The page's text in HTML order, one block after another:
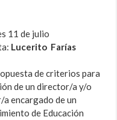
11 de julio
Lucerito Farías
de criterios para
de un director/a y/o
encargado de un
de Educación